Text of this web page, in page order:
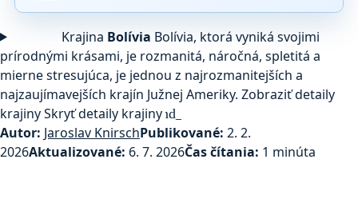
28
na
Google
Maps.
Krajina Bolívia Bolívia, ktorá vyniká svojimi
prírodnými krásami, je rozmanitá, náročná, spletitá a
mierne stresujúca, je jednou z najrozmanitejších a
najzaujímavejších krajín Južnej Ameriky. Zobraziť detaily
krajinySkryť detaily krajinyexpand_more
Autor: Jaroslav KnirschPublikované: 2. 2.
2026Aktualizované: 6. 7. 2026Čas čítania: 1 minúta